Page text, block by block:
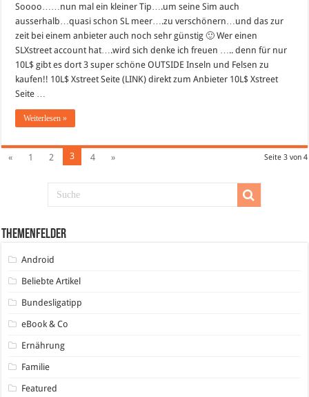
Soooo……nun mal ein kleiner Tip….um seine Sim auch
ausserhalb…quasi schon SL meer….zu verschönern…und das zur
zeit bei einem anbieter auch noch sehr günstig 🙂 Wer einen
SLXstreet account hat….wird sich denke ich freuen ….. denn für nur
10L$ gibt es dort 3 super schöne OUTSIDE Inseln und Felsen zu
kaufen!! 10L$ Xstreet Seite (LINK) direkt zum Anbieter 10L$ Xstreet
Seite …
Weiterlesen »
Seite 3 von 4
« 1 2 3 4 »
Themenfelder
Android
Beliebte Artikel
Bundesligatipp
eBook & Co
Ernährung
Familie
Featured